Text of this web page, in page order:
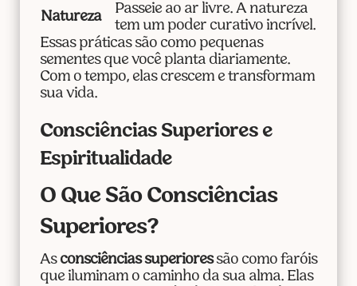
Natureza
Passeie ao ar livre. A natureza
tem um poder curativo incrível.
Essas práticas são como pequenas
sementes que você planta diariamente.
Com o tempo, elas crescem e transformam
sua vida.
Consciências Superiores e
Espiritualidade
O Que São Consciências
Superiores?
As consciências superioressão como faróis
que iluminam o caminho da sua alma. Elas